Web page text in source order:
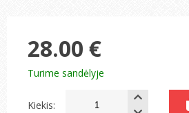
28.00 €
Turime sandėlyje
Kiekis: